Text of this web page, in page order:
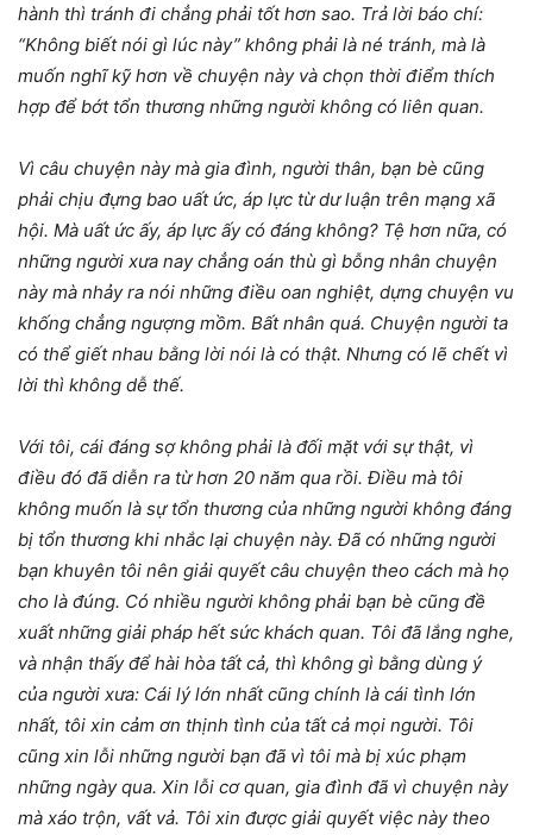
hành thì tránh đi chẳng phải tốt hơn sao. Trả lời báo chí:
“Không biết nói gì lúc này” không phải là né tránh, mà là
muốn nghĩ kỹ hơn về chuyện này và chọn thời điểm thích
hợp để bớt tổn thương những người không có liên quan.
Vì câu chuyện này mà gia đình, người thân, bạn bè cũng
phải chịu đựng bao uất ức, áp lực từ dư luận trên mạng xã
hội. Mà uất ức ấy, áp lực ấy có đáng không? Tệ hơn nữa, có
những người xưa nay chẳng oán thù gì bỗng nhân chuyện
này mà nhảy ra nói những điều oan nghiệt, dựng chuyện vu
khống chẳng ngượng mồm. Bất nhân quá. Chuyện người ta
có thể giết nhau bằng lời nói là có thật. Nhưng có lẽ chết vì
lời thì không dễ thế.
Với tôi, cái đáng sợ không phải là đối mặt với sự thật, vì
điều đó đã diễn ra từ hơn 20 năm qua rồi. Điều mà tôi
không muốn là sự tổn thương của những người không đáng
bị tổn thương khi nhắc lại chuyện này. Đã có những người
bạn khuyên tôi nên giải quyết câu chuyện theo cách mà họ
cho là đúng. Có nhiều người không phải bạn bè cũng đề
xuất những giải pháp hết sức khách quan. Tôi đã lắng nghe,
và nhận thấy để hài hòa tất cả, thì không gì bằng dùng ý
của người xưa: Cái lý lớn nhất cũng chính là cái tình lớn
nhất, tôi xin cảm ơn thịnh tình của tất cả mọi người. Tôi
cũng xin lỗi những người bạn đã vì tôi mà bị xúc phạm
những ngày qua. Xin lỗi cơ quan, gia đình đã vì chuyện này
mà xáo trộn, vất vả. Tôi xin được giải quyết việc này theo